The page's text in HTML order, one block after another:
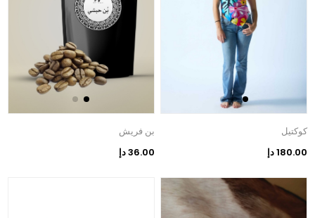
كوكتيل
180.00 دإ
بن فريش
36.00 دإ